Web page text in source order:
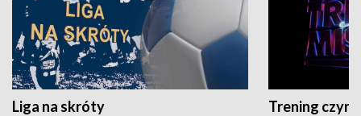
Liga na skróty Trening czyni